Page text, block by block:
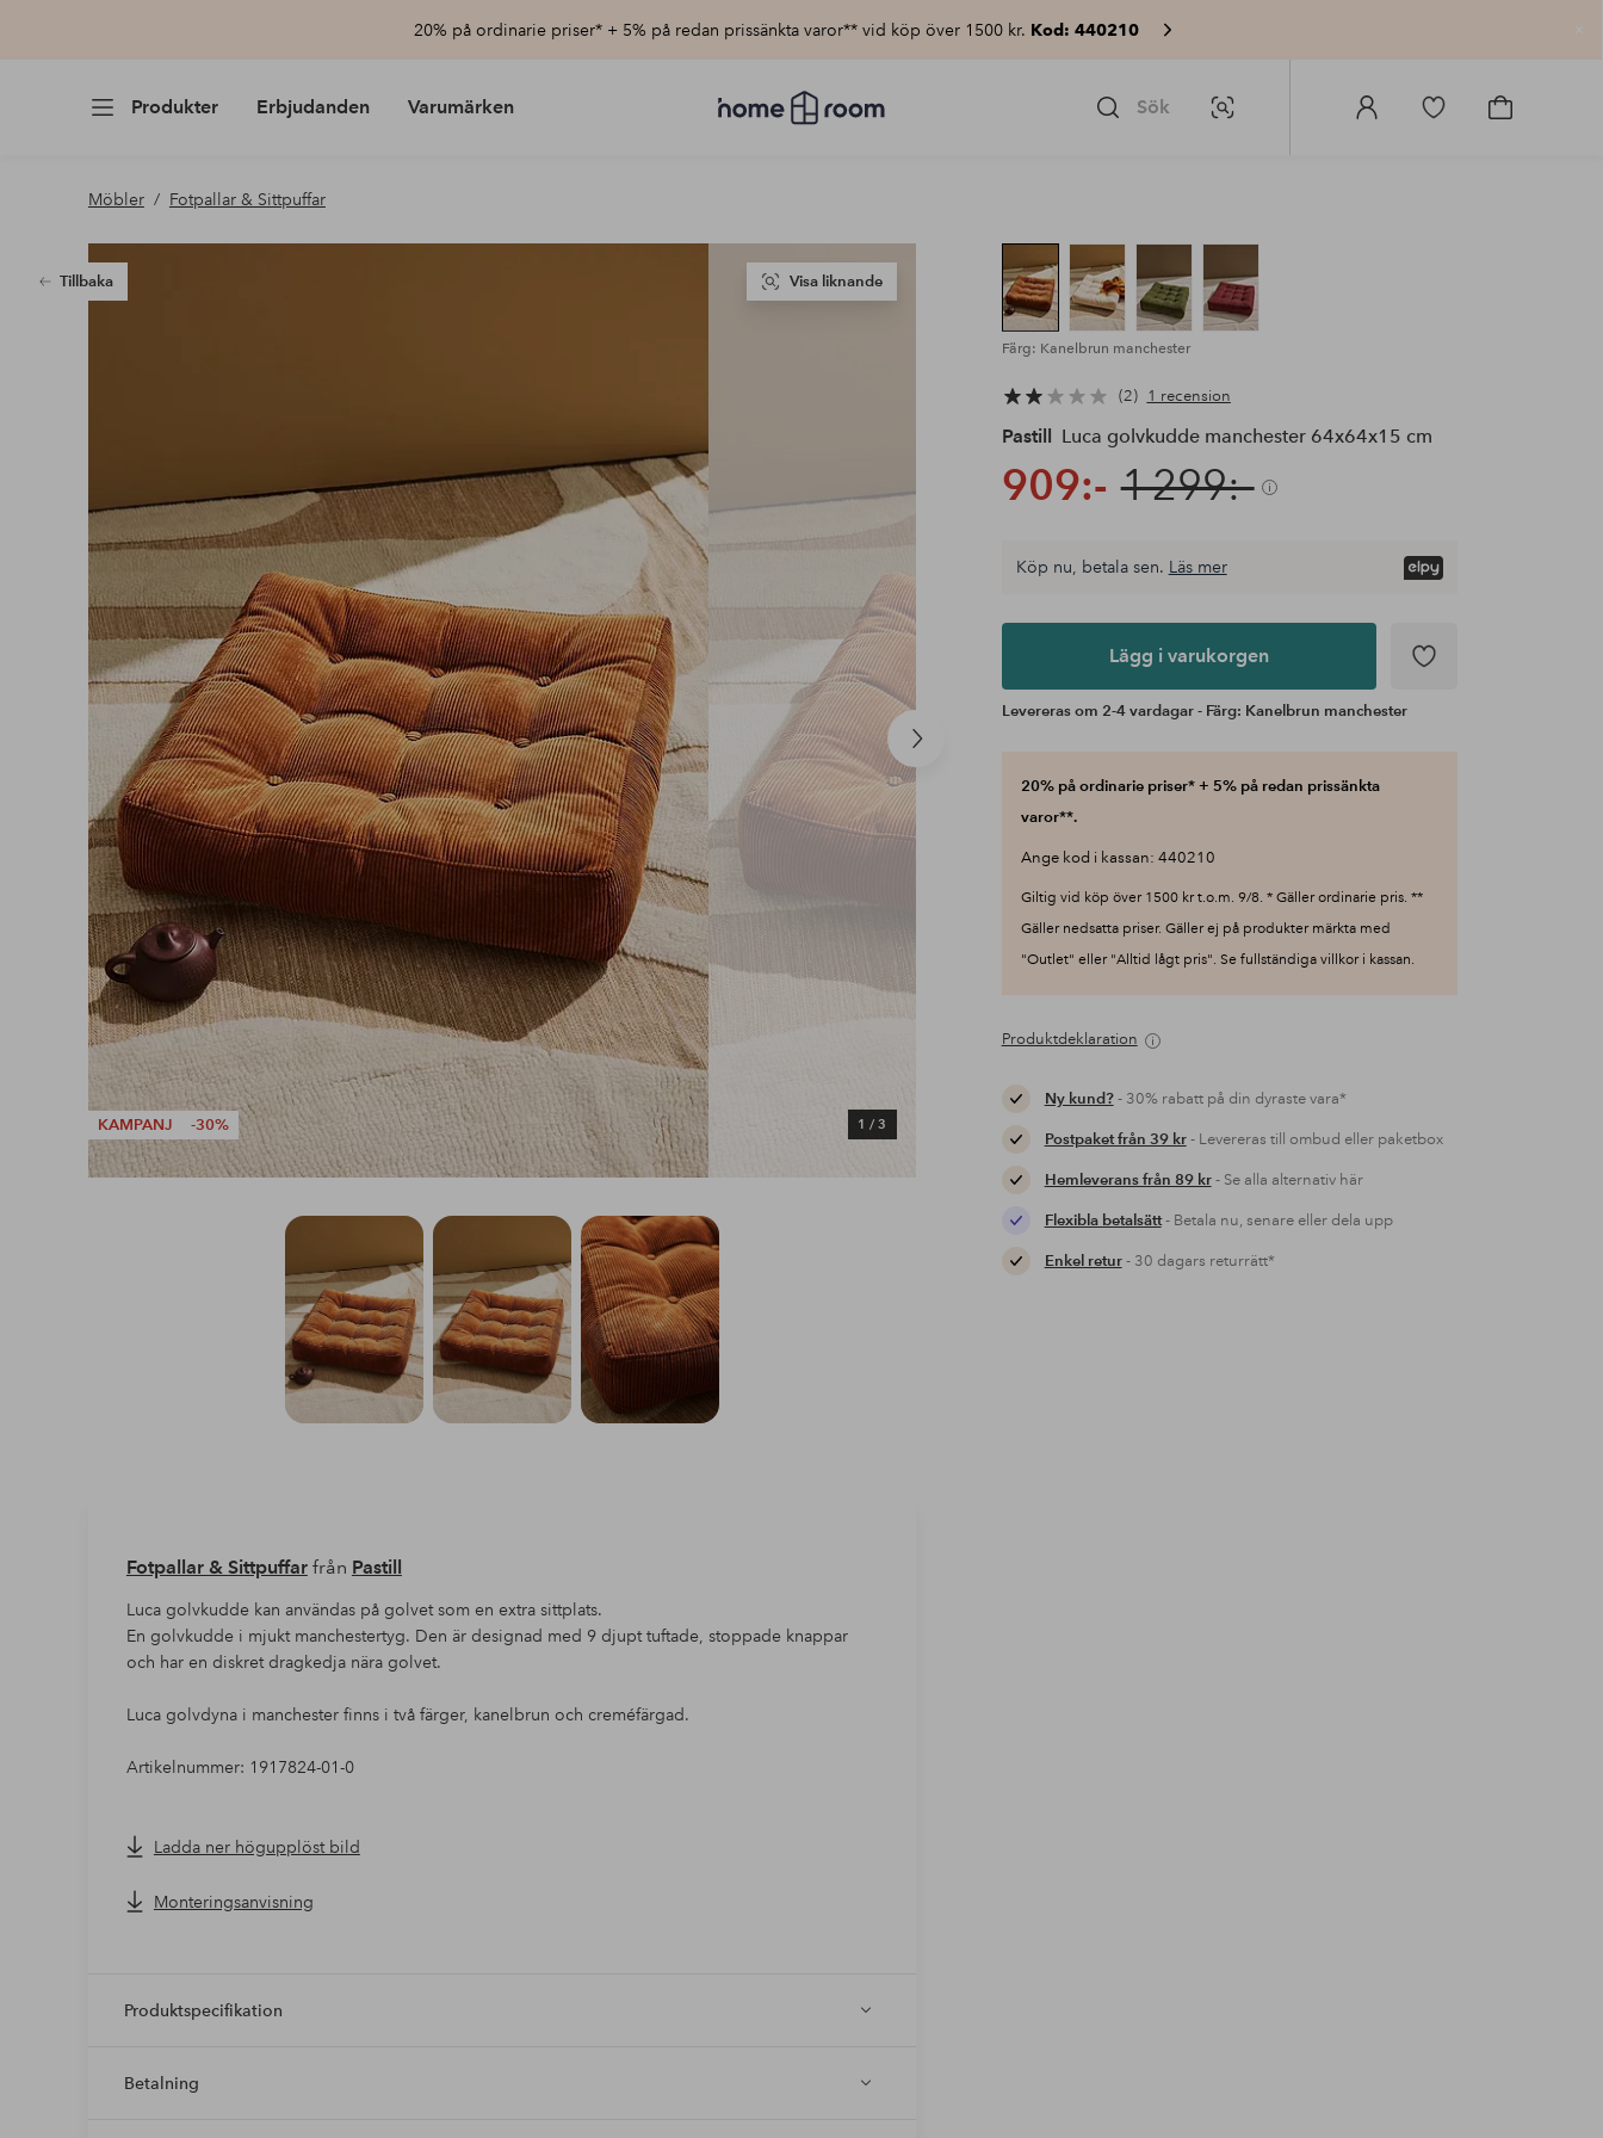
20% på ordinarie priser* + 5% på redan prissänkta varor** vid köp över 1500 kr. Kod: 440210
Produkter Erbjudanden Varumärken
Homeroom
–
pris
Sök Bildsök
Logga
Gå
Gå
Möbler Fotpallar & Sittpuffar
Tillbaka
Nästa
produkt
KAMPANJ -30% 1 / 3
Visa liknande
Färg: Kanelbrun manchester
2 1 recension
Pastill Luca golvkudde manchester 64x64x15 cm
909:- 1 299:-
Köp nu, betala sen. Läs mer
Lägg i varukorgen
Levereras om 2-4 vardagar - Färg: Kanelbrun manchester
20% på ordinarie priser* + 5% på redan prissänkta
varor**.
Ange kod i kassan: 440210
Giltig vid köp över 1500 kr t.o.m. 9/8. * Gäller ordinarie pris. **
Gäller nedsatta priser. Gäller ej på produkter märkta med
"Outlet" eller "Alltid lågt pris". Se fullständiga villkor i kassan.
Produktdeklaration
Ny kund?- 30% rabatt på din dyraste vara*
Postpaket från 39 kr- Levereras till ombud eller paketbox
Hemleverans från 89 kr- Se alla alternativ här
Flexibla betalsätt- Betala nu, senare eller dela upp
Enkel retur- 30 dagars returrätt*
Fotpallar & Sittpuffarfrån Pastill
Luca golvkudde kan användas på golvet som en extra sittplats.
En golvkudde i mjukt manchestertyg. Den är designad med 9 djupt tuftade, stoppade knappar
och har en diskret dragkedja nära golvet.
Luca golvdyna i manchester finns i två färger, kanelbrun och creméfärgad.
Artikelnummer: 1917824-01-0
Ladda ner högupplöst bild
Monteringsanvisning
Produktspecifikation
Betalning